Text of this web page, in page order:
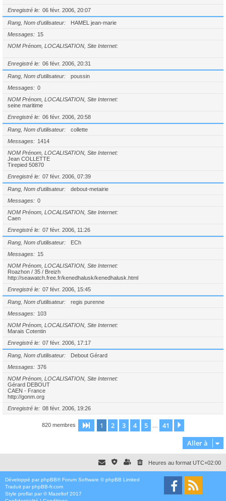
Enregistré le 06 févr. 2006, 20:07
Rang, Nom d’utilisateur
HAMEL jean-marie
Messages
15
NOM Prénom, LOCALISATION, Site Internet
Enregistré le 06 févr. 2006, 20:31
Rang, Nom d’utilisateur
poussin
Messages
0
NOM Prénom, LOCALISATION, Site Internet
seine maritime
Enregistré le
06 févr. 2006, 20:58
Rang, Nom d’utilisateur
collette
Messages
1414
NOM Prénom, LOCALISATION, Site Internet
Jean COLLETTE
Tirepied 50870
Enregistré le
07 févr. 2006, 07:39
Rang, Nom d’utilisateur
debout-metairie
Messages
0
NOM Prénom, LOCALISATION, Site Internet
Caen
Enregistré le
07 févr. 2006, 11:26
Rang, Nom d’utilisateur
ECh
Messages
15
NOM Prénom, LOCALISATION, Site Internet
Roazhon / 35 / Breizh
http://seawatch.free.fr/kenedhalusk/kenedhalusk.html
Enregistré le
07 févr. 2006, 15:45
Rang, Nom d’utilisateur
regis purenne
Messages
103
NOM Prénom, LOCALISATION, Site Internet
Marais Cotentin
Enregistré le
07 févr. 2006, 17:17
Rang, Nom d’utilisateur
Debout Gérard
Messages
376
NOM Prénom, LOCALISATION, Site Internet
Gérard DEBOUT
CAEN - France
http://gonm.org
Enregistré le
08 févr. 2006, 19:26
820 membres Page 1sur41
1 2 3 4 5 41
Aller à
Heures au format UTC+02:00
Développé par phpBB® Forum Software © phpBB Limited
Traduit par phpBB-fr.com
Style proflat par ©Mazeltof 2017